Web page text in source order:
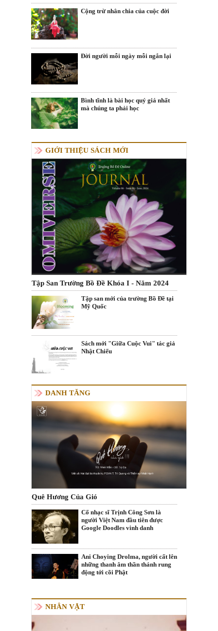
Cộng trừ nhân chia của cuộc đời
Đời người mỗi ngày mỗi ngắn lại
Bình tĩnh là bài học quý giá nhất
mà chúng ta phải học
GIỚI THIỆU SÁCH MỚI
Tập San Trường Bồ Đề Khóa I - Năm 2024
Tập san mới của trường Bồ Đề tại
Mỹ Quốc
Sách mới "Giữa Cuộc Vui" tác giả
Nhật Chiếu
DANH TĂNG
Quê Hương Của Gió
Cố nhạc sĩ Trịnh Công Sơn là
người Việt Nam đầu tiên được
Google Doodles vinh danh
Ani Choying Drolma, người cất lên
những thanh âm thần thánh rung
động tới cõi Phật
NHÂN VẬT